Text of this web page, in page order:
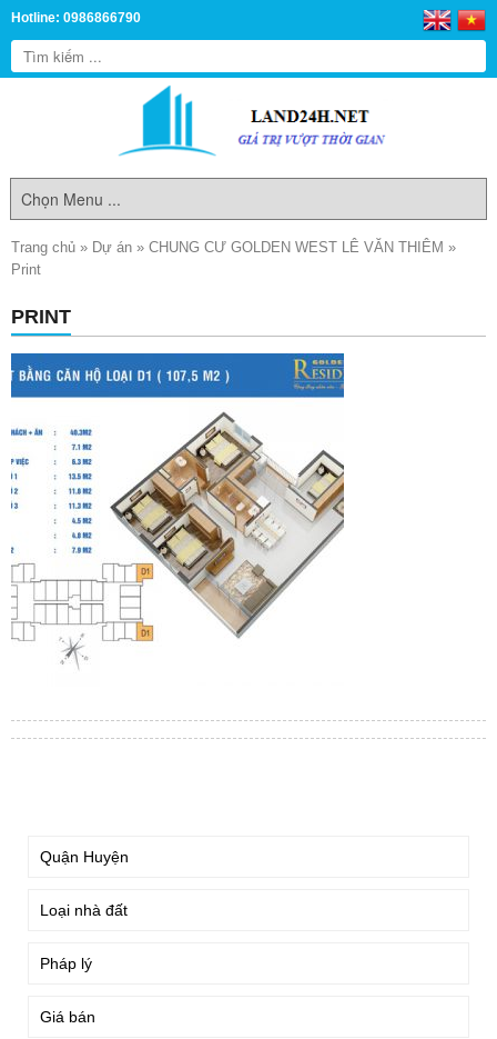
Hotline: 0986866790
Trang chủ » Dự án » CHUNG CƯ GOLDEN WEST LÊ VĂN THIÊM »
Print
PRINT